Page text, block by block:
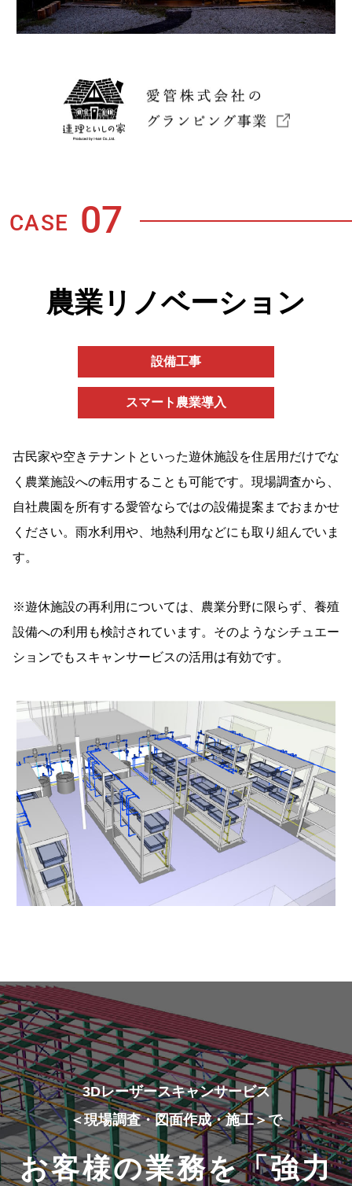
CASE 07
農業リノベーション
設備工事
スマート農業導入
古民家や空きテナントといった遊休施設を住居用だけでな
く農業施設への転用することも可能です。現場調査から、
自社農園を所有する愛管ならではの設備提案までおまかせ
ください。雨水利用や、地熱利用などにも取り組んでいま
す。
※遊休施設の再利用については、農業分野に限らず、養殖
設備への利用も検討されています。そのようなシチュエー
ションでもスキャンサービスの活用は有効です。
3Dレーザースキャンサービス
＜現場調査・図面作成・施工＞で
お客様の業務を「強力